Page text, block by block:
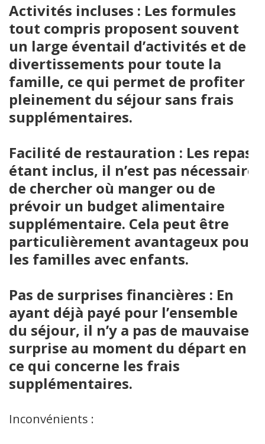
Activités incluses : Les formules
tout compris proposent souvent
un large éventail d’activités et de
divertissements pour toute la
famille, ce qui permet de profiter
pleinement du séjour sans frais
supplémentaires.
Facilité de restauration : Les repas
étant inclus, il n’est pas nécessaire
de chercher où manger ou de
prévoir un budget alimentaire
supplémentaire. Cela peut être
particulièrement avantageux pour
les familles avec enfants.
Pas de surprises financières : En
ayant déjà payé pour l’ensemble
du séjour, il n’y a pas de mauvaise
surprise au moment du départ en
ce qui concerne les frais
supplémentaires.
Inconvénients :